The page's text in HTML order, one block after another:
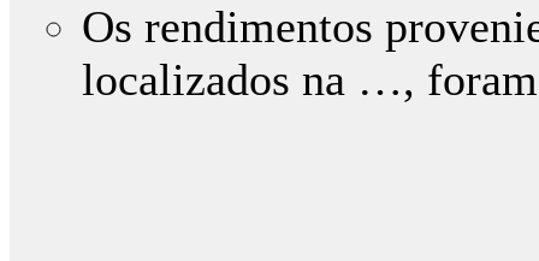
Os rendimentos
localizados na …, foram